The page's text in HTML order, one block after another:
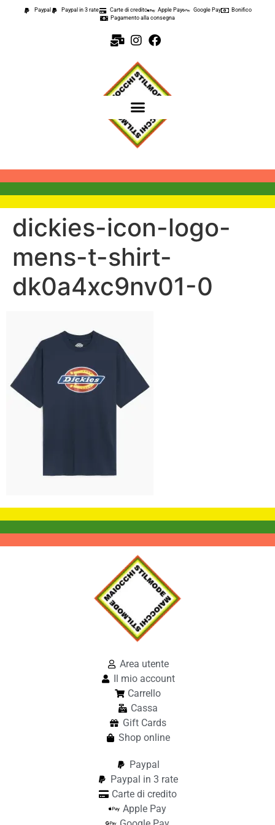
contenuto
Paypal Paypal in 3 rate Carte di credito Apple Pay Google Pay
Bonifico
Pagamento alla consegna
dickies-icon-logo-
mens-t-shirt-
dk0a4xc9nv01-0
Area utente
Il mio account
Carrello
Cassa
Gift Cards
Shop online
Paypal
Paypal in 3 rate
Carte di credito
Apple Pay